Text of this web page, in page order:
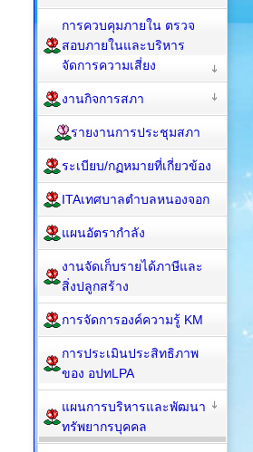
การควบคุมภายใน ตรวจ
สอบภายในและบริหาร
จัดการความเสี่ยง
งานกิจการสภา
รายงานการประชุมสภา
ระเบียบ/กฏหมายที่เกี่ยวข้อง
ITAเทศบาลตำบลหนองจอก
แผนอัตรากำลัง
งานจัดเก็บรายได้ภาษีและ
สิ่งปลูกสร้าง
การจัดการองค์ความรู้ KM
การประเมินประสิทธิภาพ
ของ อปทLPA
แผนการบริหารและพัฒนา
ทรัพยากรบุคคล